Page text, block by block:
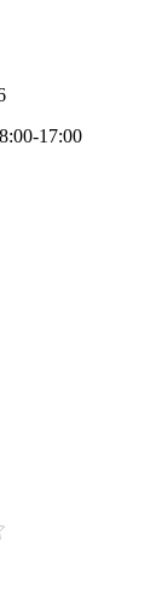
17:00